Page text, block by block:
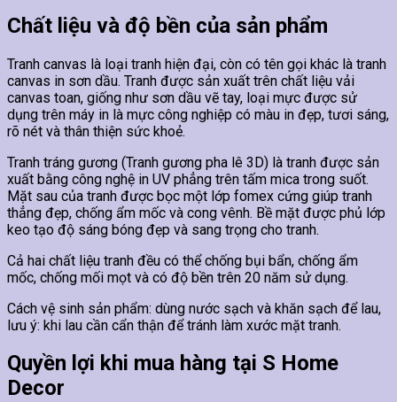
Chất liệu và độ bền của sản phẩm
Tranh canvas là loại tranh hiện đại, còn có tên gọi khác là tranh
canvas in sơn dầu. Tranh được sản xuất trên chất liệu vải
canvas toan, giống như sơn dầu vẽ tay, loại mực được sử
dụng trên máy in là mực công nghiệp có màu in đẹp, tươi sáng,
rõ nét và thân thiện sức khoẻ.
Tranh tráng gương (Tranh gương pha lê 3D) là tranh được sản
xuất bằng công nghệ in UV phẳng trên tấm mica trong suốt.
Mặt sau của tranh được bọc một lớp fomex cứng giúp tranh
thẳng đẹp, chống ẩm mốc và cong vênh. Bề mặt được phủ lớp
keo tạo độ sáng bóng đẹp và sang trọng cho tranh.
Cả hai chất liệu tranh đều có thể chống bụi bẩn, chống ẩm
mốc, chống mối mọt và có độ bền trên 20 năm sử dụng.
Cách vệ sinh sản phẩm: dùng nước sạch và khăn sạch để lau,
lưu ý: khi lau cần cẩn thận để tránh làm xước mặt tranh.
Quyền lợi khi mua hàng tại S Home
Decor